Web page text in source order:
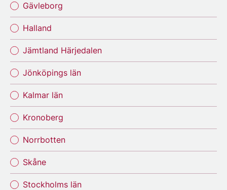
Gävleborg
Halland
Jämtland Härjedalen
Jönköpings län
Kalmar län
Kronoberg
Norrbotten
Skåne
Stockholms län